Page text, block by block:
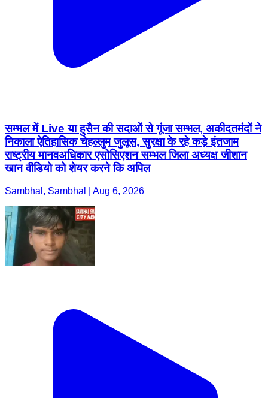
सम्भल में Live या हुसैन की सदाओं से गूंजा सम्भल, अकीदतमंदों ने
निकाला ऐतिहासिक चेहल्लुम जुलूस, सुरक्षा के रहे कड़े इंतजाम
राष्ट्रीय मानवअधिकार एसोसिएशन सम्भल जिला अध्यक्ष जीशान
खान वीडियो को शेयर करने कि अपिल
Sambhal, Sambhal | Aug 6, 2026